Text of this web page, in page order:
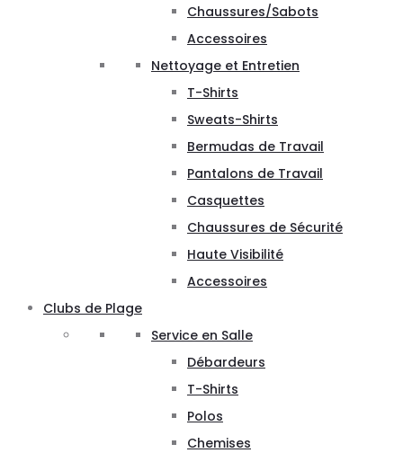
Chaussures/Sabots
Accessoires
Nettoyage et Entretien
T-Shirts
Sweats-Shirts
Bermudas de Travail
Pantalons de Travail
Casquettes
Chaussures de Sécurité
Haute Visibilité
Accessoires
Clubs de Plage
Service en Salle
Débardeurs
T-Shirts
Polos
Chemises